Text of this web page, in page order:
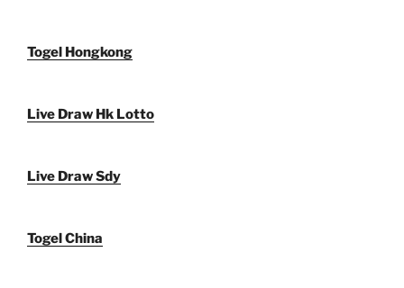
Togel Hongkong
Live Draw Hk Lotto
Live Draw Sdy
Togel China